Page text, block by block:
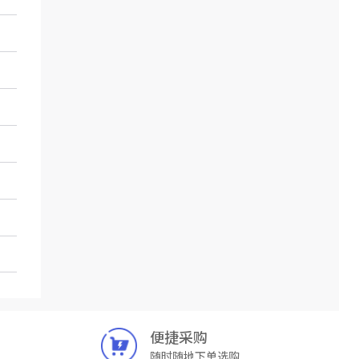
便捷采购
随时随地下单选购